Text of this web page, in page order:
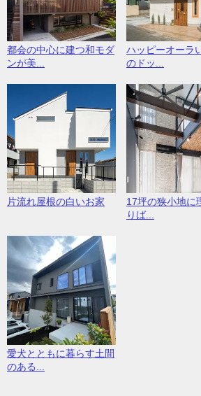
都会の中心に建つ和モダ
ンが美...
ハッピーオーラ
のドッ...
片流れ屋根の白いお家
17坪の狭小地に
りば...
愛犬とともに暮らす土間
のある...